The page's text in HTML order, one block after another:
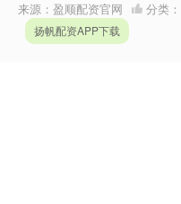
来源：盈顺配资官网 分类：
扬帆配资APP下载